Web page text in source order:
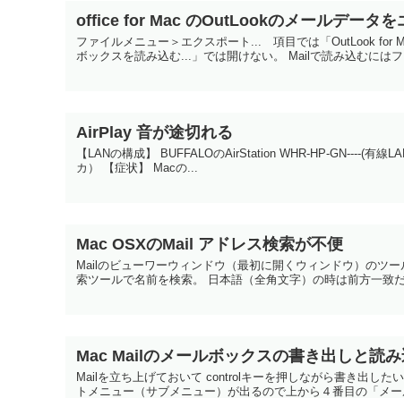
office for Mac のOutLookのメールデータを
ファイルメニュー＞エクスポート... 項目では「OutLook for
ボックスを読み込む...」では開けない。 Mailで読み込むには
AirPlay 音が途切れる
【LANの構成】 BUFFALOのAirStation WHR-HP-GN----(有線
カ） 【症状】 Macの...
Mac OSXのMail アドレス検索が不便
Mailのビューワーウィンドウ（最初に開くウィンドウ）のツ
索ツールで名前を検索。 日本語（全角文字）の時は前方一致
Mac Mailのメールボックスの書き出しと読
Mailを立ち上げておいて controlキーを押しながら書き出した
トメニュー（サブメニュー）が出るので上から４番目の「メ